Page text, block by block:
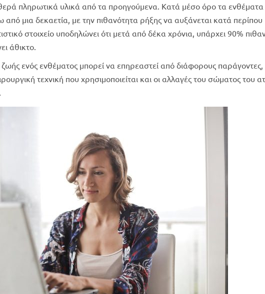
πληρωτικά υλικά από τα προηγούμενα. Κατά μέσο όρο τα ενθέματα
μια δεκαετία, με την πιθανότητα ρήξης να αυξάνεται κατά
στοιχείο υποδηλώνει ότι μετά από δέκα χρόνια, υπάρχει 90%
άθικτο.
ενός ενθέματος μπορεί να επηρεαστεί από διάφορους
τεχνική που χρησιμοποιείται και οι αλλαγές του σώματος του